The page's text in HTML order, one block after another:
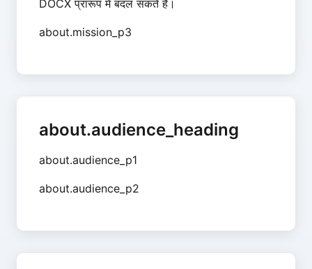
DOCX प्रारूप में बदल सकते हैं।
about.mission_p3
about.audience_heading
about.audience_p1
about.audience_p2